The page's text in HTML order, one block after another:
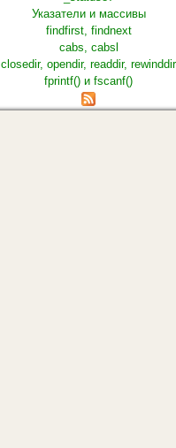
Указатели и массивы
findfirst, findnext
cabs, cabsl
closedir, opendir, readdir, rewinddir
fprintf() и fscanf()